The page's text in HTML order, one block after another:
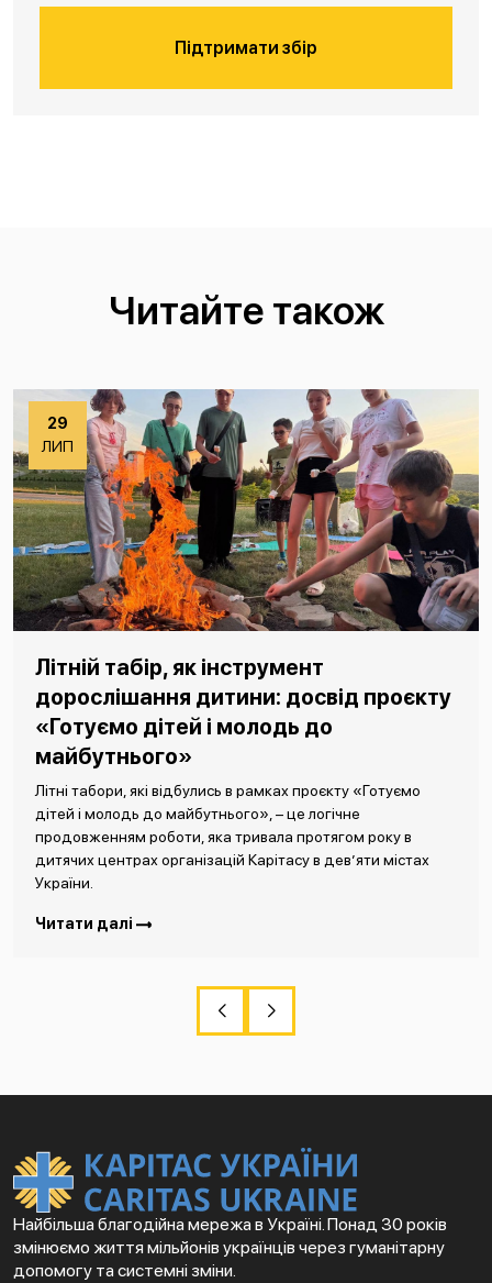
Підтримати збір
Читайте також
29
ЛИП
Літній табір, як інструмент
дорослішання дитини: досвід проєкту
«Готуємо дітей і молодь до
майбутнього»
Літні табори, які відбулись в рамках проєкту «Готуємо
дітей і молодь до майбутнього», – це логічне
продовженням роботи, яка тривала протягом року в
дитячих центрах організацій Карітасу в дев’яти містах
України.
Читати далі
Найбільша благодійна мережа в Україні. Понад 30 років
змінюємо життя мільйонів українців через гуманітарну
допомогу та системні зміни.